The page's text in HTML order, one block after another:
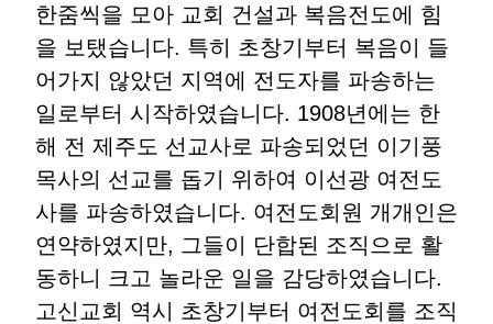
한줌씩을 모아 교회 건설과 복음전도에 힘
을 보탰습니다. 특히 초창기부터 복음이 들
어가지 않았던 지역에 전도자를 파송하는
일로부터 시작하였습니다. 1908년에는 한
해 전 제주도 선교사로 파송되었던 이기풍
목사의 선교를 돕기 위하여 이선광 여전도
사를 파송하였습니다. 여전도회원 개개인은
연약하였지만, 그들이 단합된 조직으로 활
동하니 크고 놀라운 일을 감당하였습니다.
고신교회 역시 초창기부터 여전도회를 조직